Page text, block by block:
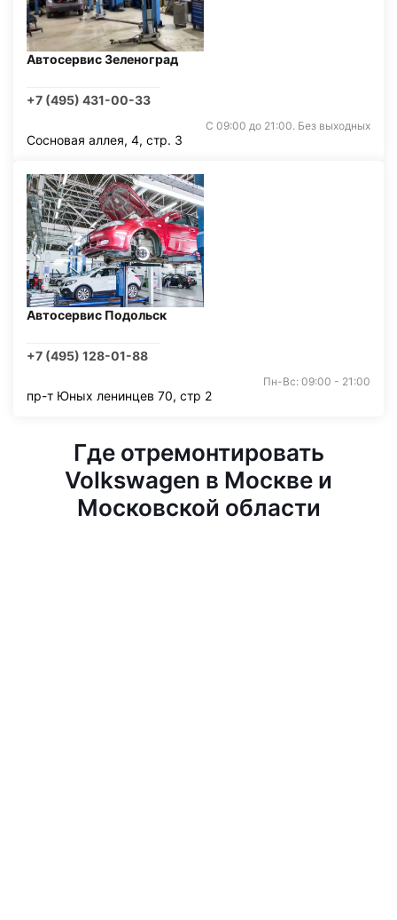
Автосервис Зеленоград
+7 (495) 431-00-33
С 09:00 до 21:00. Без выходных
Сосновая аллея, 4, стр. 3
Автосервис Подольск
+7 (495) 128-01-88
Пн-Вс: 09:00 - 21:00
пр-т Юных ленинцев 70, стр 2
Где отремонтировать
Volkswagen в Москве и
Московской области